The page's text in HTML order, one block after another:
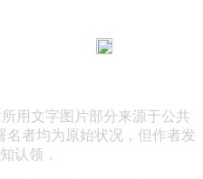
用文字图片部分来源于公共
名者均为原始状况，但作者发
认领，